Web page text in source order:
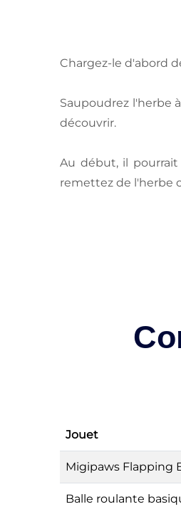
Chargez-le d'abord
Saupoudrez l'herbe
découvrir.
Au début, il
remettez de l'herbe
Jouet
Migipaws Flapping
Balle roulante